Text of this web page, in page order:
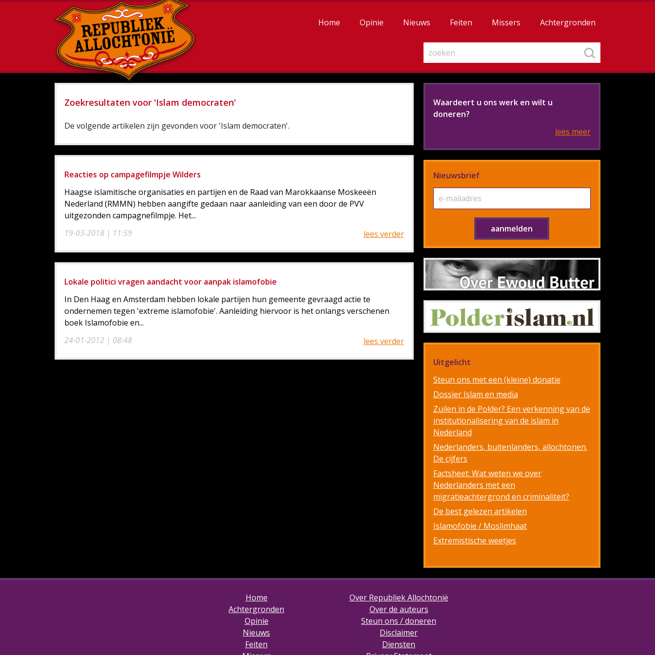
Home Opinie Nieuws Feiten Missers Achtergronden
Zoekresultaten voor 'Islam democraten'
De volgende artikelen zijn gevonden voor 'Islam democraten'.
Reacties op campagefilmpje Wilders
19-03-2018 | 11:59
Haagse islamitische organisaties en partijen en de Raad van Marokkaanse Moskeeën
Nederland (RMMN) hebben aangifte gedaan naar aanleiding van een door de PVV
uitgezonden campagnefilmpje. Het...
lees verder
Lokale politici vragen aandacht voor aanpak islamofobie
24-01-2012 | 08:48
In Den Haag en Amsterdam hebben lokale partijen hun gemeente gevraagd actie te
ondernemen tegen 'extreme islamofobie'. Aanleiding hiervoor is het onlangs verschenen
boek Islamofobie en...
lees verder
Waardeert u ons werk en wilt u
doneren?
lees meer
Nieuwsbrief
Uitgelicht
Steun ons met een (kleine) donatie
Dossier Islam en media
Zuilen in de Polder? Een verkenning van de
institutionalisering van de islam in
Nederland
Nederlanders, buitenlanders, allochtonen.
De cijfers
Factsheet: Wat weten we over
Nederlanders met een
migratieachtergrond en criminaliteit?
De best gelezen artikelen
Islamofobie / Moslimhaat
Extremistische weetjes
Home
Achtergronden
Opinie
Nieuws
Feiten
Over Republiek Allochtonië
Over de auteurs
Steun ons / doneren
Disclaimer
Diensten